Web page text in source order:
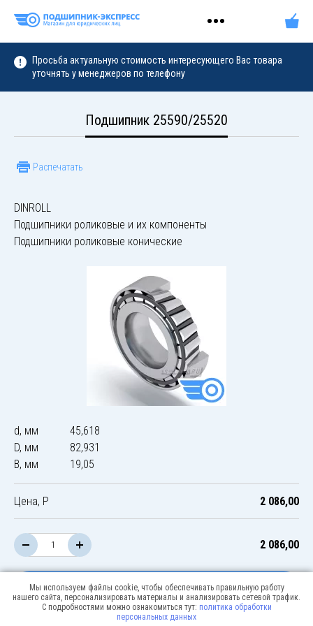
Просьба актуальную стоимость интересующего Вас товара
уточнять у менеджеров по телефону
Подшипник 25590/25520
Распечатать
DINROLL
Подшипники роликовые и их компоненты
Подшипники роликовые конические
d, мм
45,618
D, мм
82,931
B, мм
19,05
Цена, Р 2 086,00
2 086,00
В корзину
Мы используем файлы cookie, чтобы обеспечивать правильную работу
нашего сайта, персонализировать материалы и анализировать сетевой трафик.
С подробностями можно ознакомиться тут: политика обработки
персональных данных